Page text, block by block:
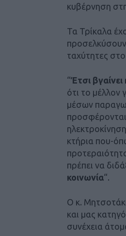
κυβέρνηση
Τα Τρίκαλα
ταχύτητες
“Έτσι
ότι το μέλλον
μέσων
προσφέρονται
κτήρια που-
πρέπει να
κοινωνία“.
Ο κ.
και μας
συνέχεια